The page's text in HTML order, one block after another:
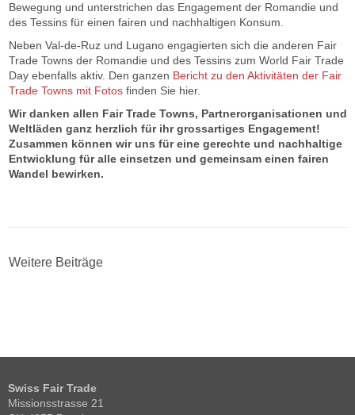
Bewegung und unterstrichen das Engagement der Romandie und
des Tessins für einen fairen und nachhaltigen Konsum.
Neben Val-de-Ruz und Lugano engagierten sich die anderen Fair
Trade Towns der Romandie und des Tessins zum World Fair Trade
Day ebenfalls aktiv. Den ganzen Bericht zu den Aktivitäten der Fair
Trade Towns mit Fotosfinden Sie hier.
Wir danken allen Fair Trade Towns, Partnerorganisationen und
Weltläden ganz herzlich für ihr grossartiges Engagement!
Zusammen können wir uns für eine gerechte und nachhaltige
Entwicklung für alle einsetzen und gemeinsam einen fairen
Wandel bewirken.
Weitere Beiträge
Swiss Fair Trade
Missionsstrasse 21